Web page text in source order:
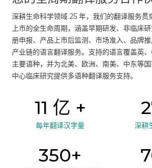
深耕生命科学领域 25 年，我们的翻译服务贯
上市的全生命周期，涵盖早期研发、非临床
册申报、产品上市后监测、市场准入、品牌
产业链的语言翻译服务。支持的语言覆盖英
主要语种，并为北美、欧洲、南美、中东等
中心临床研究提供多语种翻译服务支持。
每年翻译汉字量
11 亿 +
深耕
350+